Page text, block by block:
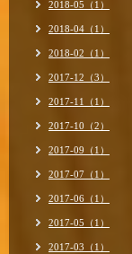
2018-05（1）
2018-04（1）
2018-02（1）
2017-12（3）
2017-11（1）
2017-10（2）
2017-09（1）
2017-07（1）
2017-06（1）
2017-05（1）
2017-03（1）